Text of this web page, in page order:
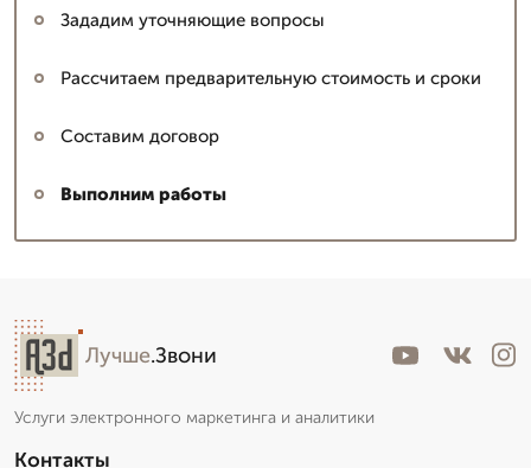
Зададим уточняющие вопросы
Рассчитаем предварительную стоимость и сроки
Составим договор
Выполним работы
Лучше.Звони
Услуги электронного маркетинга и аналитики
Контакты